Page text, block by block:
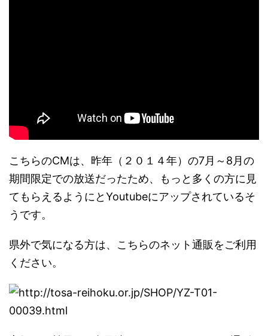
こちらのCMは、昨年（２０１４年）の7月～8月の
期間限定での放送だったため、もっと多くの方に見
てもらえるようにとYoutubeにアップされているそ
うです。
県外で気になる方は、こちらのネット通販をご利用
ください。